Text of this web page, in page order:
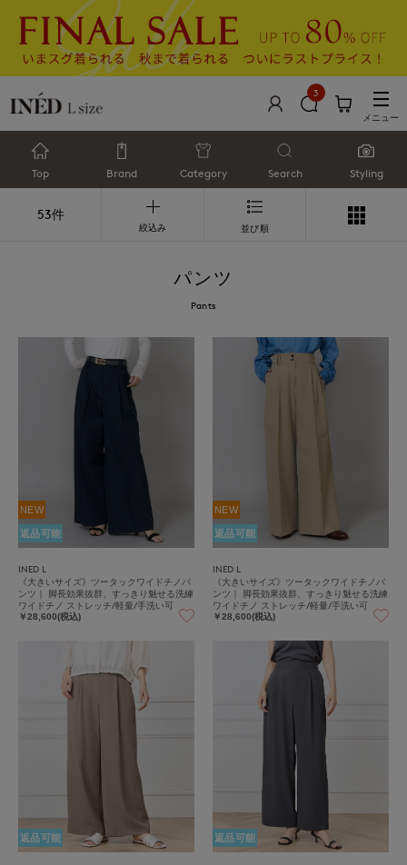
3
メニュー
Top Brand Category Search Styling
53件
絞込み 並び順
パンツ
Pants
NEW
返品可能
INED L
《大きいサイズ》ツータックワイドチノパ
ンツ｜ 脚長効果抜群、すっきり魅せる洗練
ワイドチノ ストレッチ/軽量/手洗い可
￥28,600(税込)
NEW
返品可能
INED L
《大きいサイズ》ツータックワイドチノパ
ンツ｜ 脚長効果抜群、すっきり魅せる洗練
ワイドチノ ストレッチ/軽量/手洗い可
￥28,600(税込)
返品可能 返品可能